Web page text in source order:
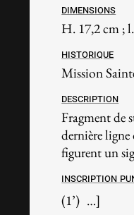
Dimensions
H. 17,2 cm ;
Historique
Mission
Description
Fragment de
dernière ligne
figurent un
Inscription
(1’) …]